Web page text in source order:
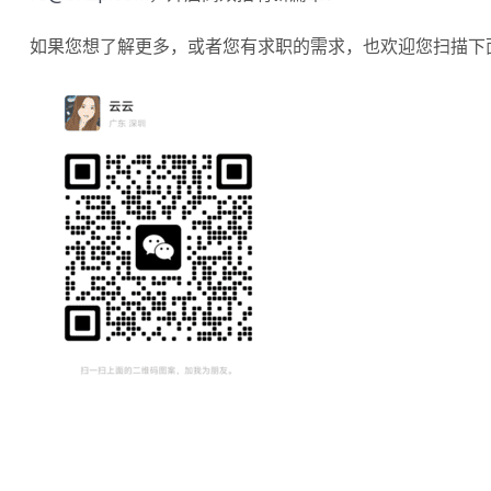
如果您想了解更多，或者您有求职的需求，也欢迎您扫描下